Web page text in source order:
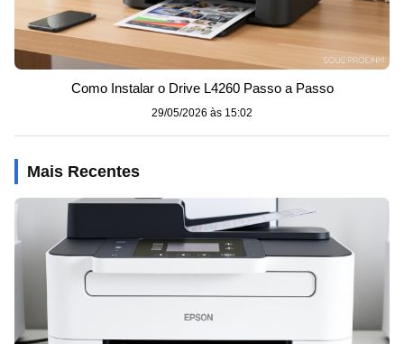
Como Instalar o Drive L4260 Passo a Passo
29/05/2026 às 15:02
Mais Recentes